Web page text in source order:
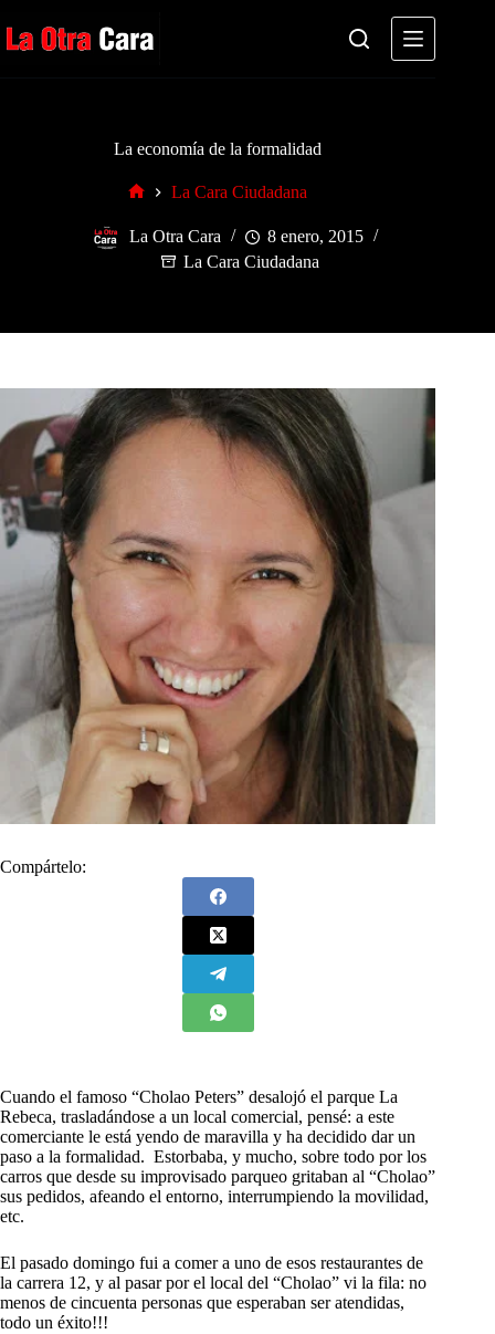
al
contenido
La economía de la formalidad
La Cara Ciudadana
La Otra Cara
8 enero, 2015
La Cara Ciudadana
Compártelo:
Cuando el famoso “Cholao Peters” desalojó el parque La
Rebeca, trasladándose a un local comercial, pensé: a este
comerciante le está yendo de maravilla y ha decidido dar un
paso a la formalidad. Estorbaba, y mucho, sobre todo por los
carros que desde su improvisado parqueo gritaban al “Cholao”
sus pedidos, afeando el entorno, interrumpiendo la movilidad,
etc.
El pasado domingo fui a comer a uno de esos restaurantes de
la carrera 12, y al pasar por el local del “Cholao” vi la fila: no
menos de cincuenta personas que esperaban ser atendidas,
todo un éxito!!!